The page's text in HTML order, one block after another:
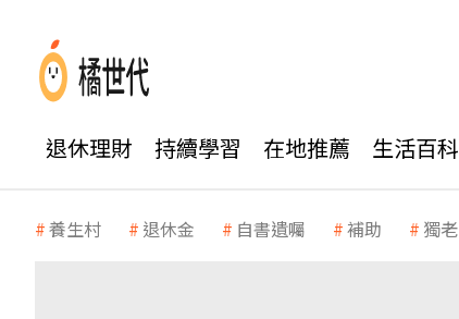
退休理財 持續學習 在地推薦 生活百科
養生村 退休金 自書遺囑 補助 獨老